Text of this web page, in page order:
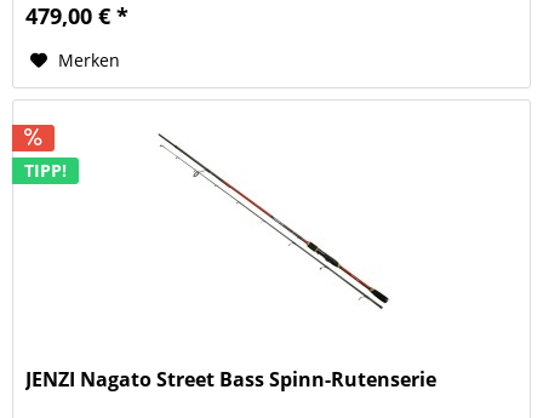
479,00 € *
Merken
TIPP!
JENZI Nagato Street Bass Spinn-Rutenserie